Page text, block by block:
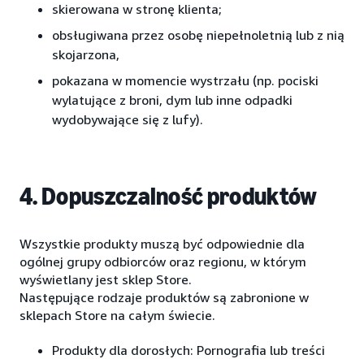
skierowana w stronę klienta;
obsługiwana przez osobę niepełnoletnią lub z nią
skojarzona,
pokazana w momencie wystrzału (np. pociski
wylatujące z broni, dym lub inne odpadki
wydobywające się z lufy).
4. Dopuszczalność produktów
Wszystkie produkty muszą być odpowiednie dla
ogólnej grupy odbiorców oraz regionu, w którym
wyświetlany jest sklep Store.
Następujące rodzaje produktów są zabronione w
sklepach Store na całym świecie.
Produkty dla dorosłych: Pornografia lub treści